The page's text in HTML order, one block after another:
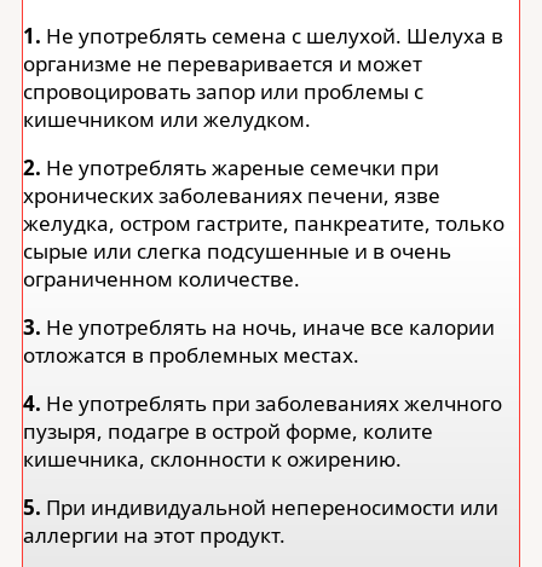
1. Не употреблять семена с шелухой. Шелуха в
организме не переваривается и может
спровоцировать запор или проблемы с
кишечником или желудком.
2. Не употреблять жареные семечки при
хронических заболеваниях печени, язве
желудка, остром гастрите, панкреатите, только
сырые или слегка подсушенные и в очень
ограниченном количестве.
3. Не употреблять на ночь, иначе все калории
отложатся в проблемных местах.
4. Не употреблять при заболеваниях желчного
пузыря, подагре в острой форме, колите
кишечника, склонности к ожирению.
5. При индивидуальной непереносимости или
аллергии на этот продукт.